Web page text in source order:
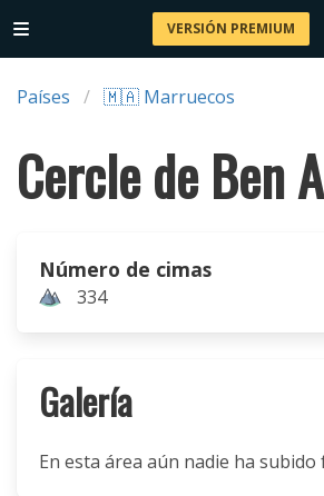
VERSIÓN PREMIUM
Países 🇲🇦 Marruecos
Cercle de Ben
Número de cimas
334
Galería
En esta área aún nadie ha subido